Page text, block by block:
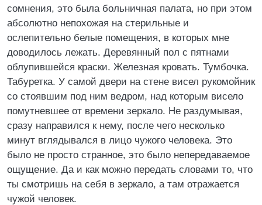
сомнения, это была больничная палата, но при этом
абсолютно непохожая на стерильные и
ослепительно белые помещения, в которых мне
доводилось лежать. Деревянный пол с пятнами
облупившейся краски. Железная кровать. Тумбочка.
Табуретка. У самой двери на стене висел рукомойник
со стоявшим под ним ведром, над которым висело
помутневшее от времени зеркало. Не раздумывая,
сразу направился к нему, после чего несколько
минут вглядывался в лицо чужого человека. Это
было не просто странное, это было непередаваемое
ощущение. Да и как можно передать словами то, что
ты смотришь на себя в зеркало, а там отражается
чужой человек.